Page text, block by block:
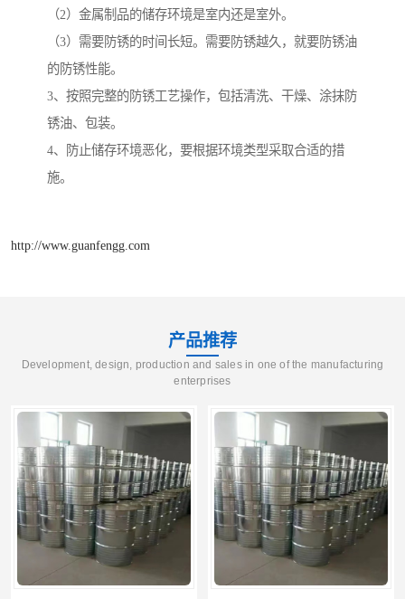
（2）金属制品的储存环境是室内还是室外。
（3）需要防锈的时间长短。需要防锈越久，就要防锈油
的防锈性能。
3、按照完整的防锈工艺操作，包括清洗、干燥、涂抹防
锈油、包装。
4、防止储存环境恶化，要根据环境类型采取合适的措
施。
http://www.guanfengg.com
产品推荐
Development, design, production and sales in one of the manufacturing
enterprises